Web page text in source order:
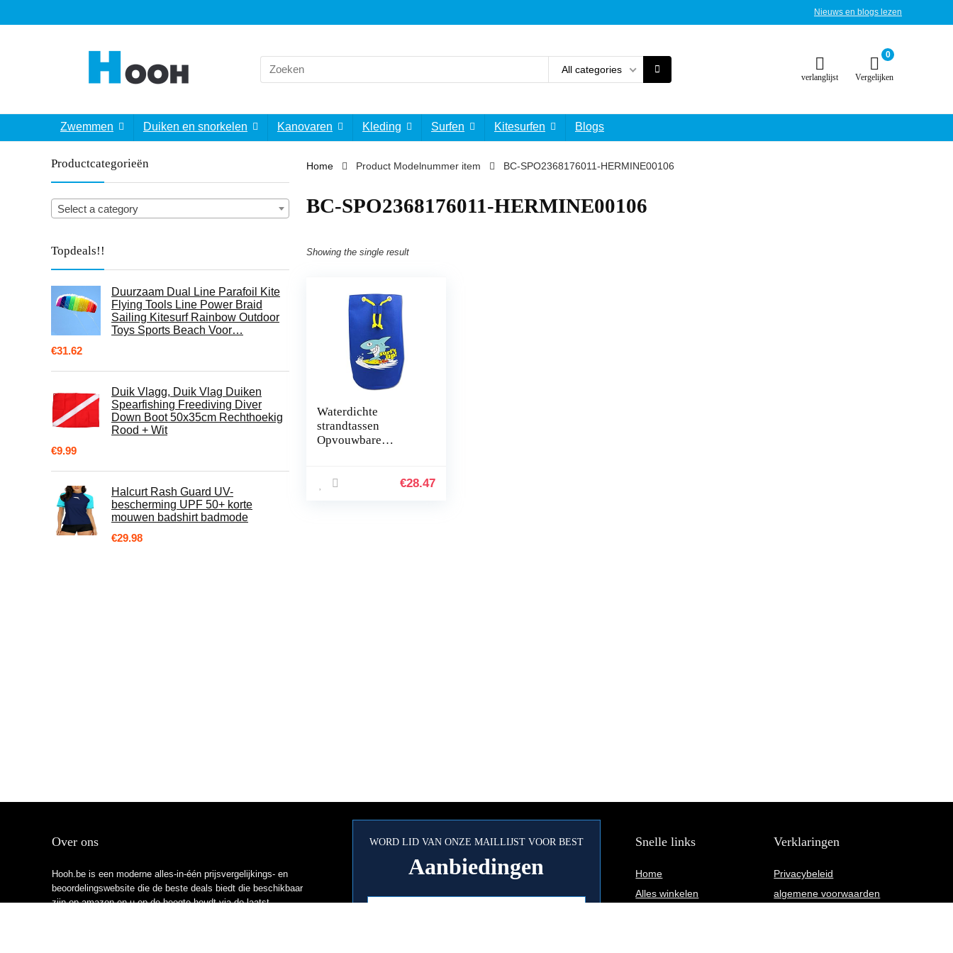
Nieuws en blogs lezen
Search
for:
All categories
verlanglijst
0
Vergelijken
Zwemmen Duiken en snorkelen Kanovaren Kleding Surfen Kitesurfen Blogs
Productcategorieën
Select a category
Topdeals!!
Duurzaam Dual Line Parafoil Kite
Flying Tools Line Power Braid
Sailing Kitesurf Rainbow Outdoor
Toys Sports Beach Voor…
€31.62
Duik Vlagg, Duik Vlag Duiken
Spearfishing Freediving Diver
Down Boot 50x35cm Rechthoekig
Rood + Wit
€9.99
Halcurt Rash Guard UV-
bescherming UPF 50+ korte
mouwen badshirt badmode
€29.98
Home Product Modelnummer item ‎BC-SPO2368176011-HERMINE00106
‎BC-SPO2368176011-HERMINE00106
Showing the single result
Waterdichte
strandtassen
Opvouwbare
donkerblauwe haai
€28.47
Over ons
Hooh.be is een moderne alles-in-één prijsvergelijkings- en
beoordelingswebsite die de beste deals biedt die beschikbaar
zijn op amazon en u op de hoogte houdt via de laatst
WORD LID VAN ONZE MAILLIJST VOOR BEST
Aanbiedingen
Snelle links
Home
Alles winkelen
Verklaringen
Privacybeleid
algemene voorwaarden